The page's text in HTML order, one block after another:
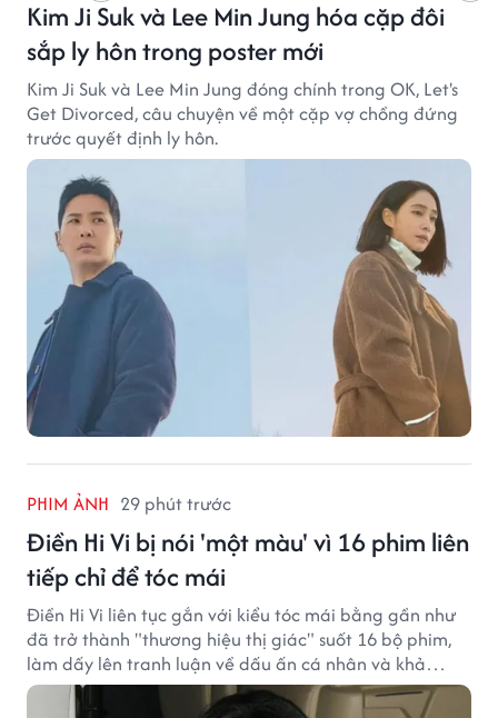
Kim Ji Suk và Lee Min Jung hóa cặp đôi
sắp ly hôn trong poster mới
Kim Ji Suk và Lee Min Jung đóng chính trong OK, Let's
Get Divorced, câu chuyện về một cặp vợ chồng đứng
trước quyết định ly hôn.
PHIM ẢNH 29 phút trước
Điền Hi Vi bị nói 'một màu' vì 16 phim liên
tiếp chỉ để tóc mái
Điền Hi Vi liên tục gắn với kiểu tóc mái bằng gần như
đã trở thành "thương hiệu thị giác" suốt 16 bộ phim,
làm dấy lên tranh luận về dấu ấn cá nhân và khả
năng biến hóa trên màn ảnh.